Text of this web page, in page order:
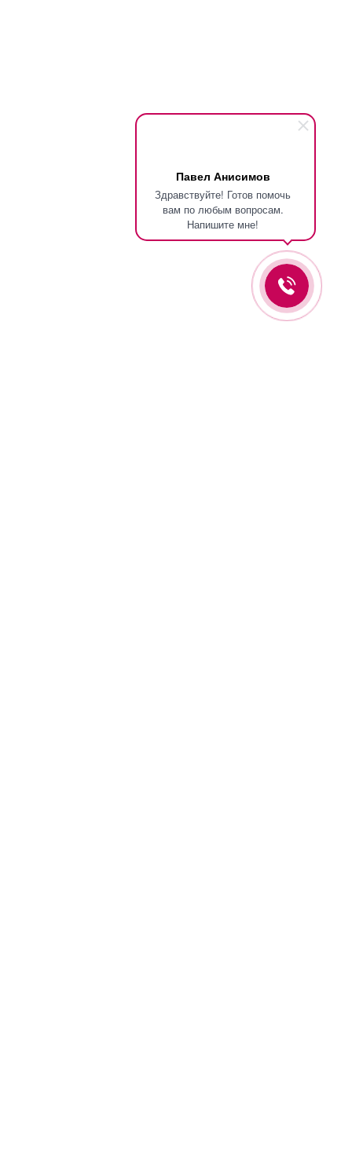
Павел Анисимов
Здравствуйте! Готов помочь
вам по любым вопросам.
Напишите мне!